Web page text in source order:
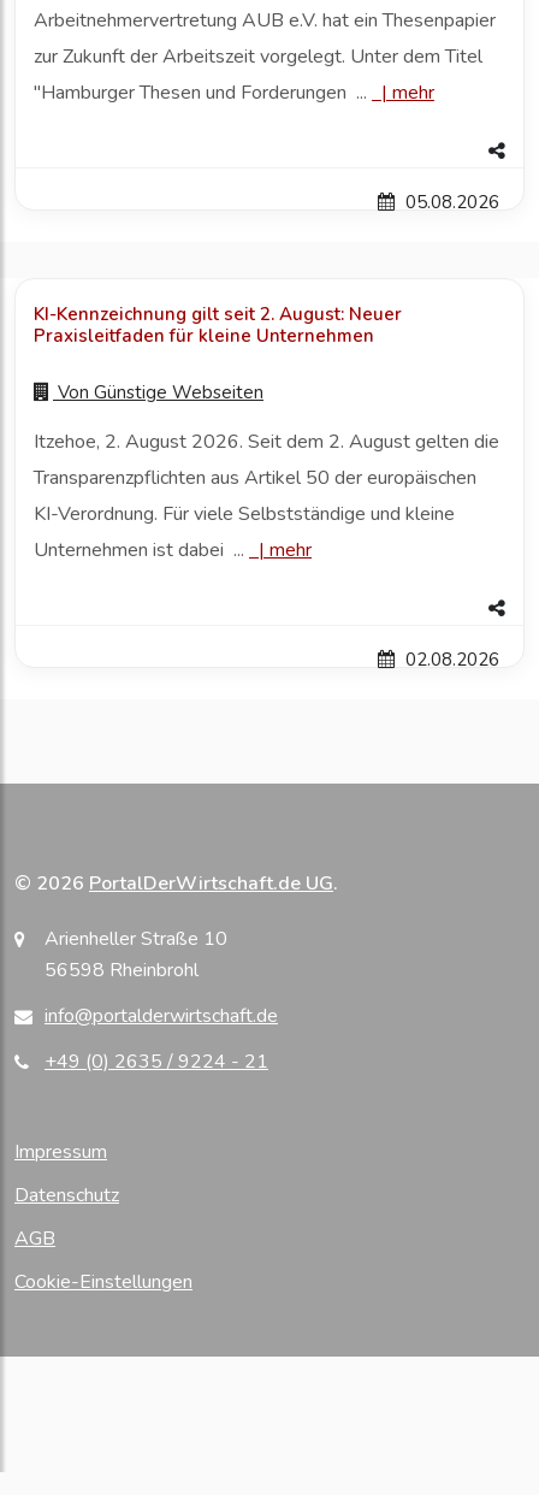
Arbeitnehmervertretung AUB e.V. hat ein Thesenpapier
zur Zukunft der Arbeitszeit vorgelegt. Unter dem Titel
"Hamburger Thesen und Forderungen ...
| mehr
05.08.2026
KI-Kennzeichnung gilt seit 2. August: Neuer
Praxisleitfaden für kleine Unternehmen
Von Günstige Webseiten
Itzehoe, 2. August 2026. Seit dem 2. August gelten die
Transparenzpflichten aus Artikel 50 der europäischen
KI-Verordnung. Für viele Selbstständige und kleine
Unternehmen ist dabei ...
| mehr
02.08.2026
© 2026 PortalDerWirtschaft.de UG.
Arienheller Straße 10
56598 Rheinbrohl
info@portalderwirtschaft.de
+49 (0) 2635 / 9224 - 21
Impressum
Datenschutz
AGB
Cookie-Einstellungen